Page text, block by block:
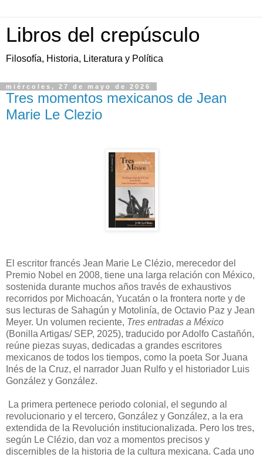
Libros del crepúsculo
Filosofía, Historia, Literatura y Política
miércoles, 27 de mayo de 2026
Tres momentos mexicanos de Jean
Marie Le Clezio
El escritor francés Jean Marie Le Clézio, merecedor del
Premio Nobel en 2008, tiene una larga relación con México,
sostenida durante muchos años través de exhaustivos
recorridos por Michoacán, Yucatán o la frontera norte y de
sus lecturas de Sahagún y Motolinía, de Octavio Paz y Jean
Meyer. Un volumen reciente, Tres entradas a México
(Bonilla Artigas/ SEP, 2025), traducido por Adolfo Castañón,
reúne piezas suyas, dedicadas a grandes escritores
mexicanos de todos los tiempos, como la poeta Sor Juana
Inés de la Cruz, el narrador Juan Rulfo y el historiador Luis
González y González.
La primera pertenece periodo colonial, el segundo al
revolucionario y el tercero, González y González, a la era
extendida de la Revolución institucionalizada. Pero los tres,
según Le Clézio, dan voz a momentos precisos y
discernibles de la historia de la cultura mexicana. Cada uno